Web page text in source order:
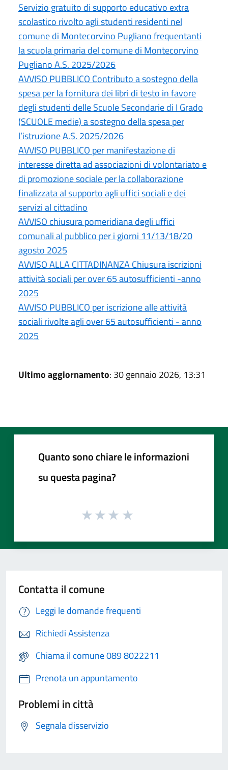
Servizio gratuito di supporto educativo extra
scolastico rivolto agli studenti residenti nel
comune di Montecorvino Pugliano frequentanti
la scuola primaria del comune di Montecorvino
Pugliano A.S. 2025/2026
AVVISO PUBBLICO Contributo a sostegno della
spesa per la fornitura dei libri di testo in favore
degli studenti delle Scuole Secondarie di I Grado
(SCUOLE medie) a sostegno della spesa per
l’istruzione A.S. 2025/2026
AVVISO PUBBLICO per manifestazione di
interesse diretta ad associazioni di volontariato e
di promozione sociale per la collaborazione
finalizzata al supporto agli uffici sociali e dei
servizi al cittadino
AVVISO chiusura pomeridiana degli uffici
comunali al pubblico per i giorni 11/13/18/20
agosto 2025
AVVISO ALLA CITTADINANZA Chiusura iscrizioni
attività sociali per over 65 autosufficienti -anno
2025
AVVISO PUBBLICO per iscrizione alle attività
sociali rivolte agli over 65 autosufficienti - anno
2025
Ultimo aggiornamento: 30 gennaio 2026, 13:31
Quanto sono chiare le informazioni
su questa pagina?
Contatta il comune
Leggi le domande frequenti
Richiedi Assistenza
Chiama il comune 089 8022211
Prenota un appuntamento
Problemi in città
Segnala disservizio